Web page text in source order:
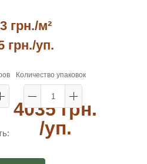
грн./м²
грн./уп.
Количество упаковок
4035 грн.
/уп.